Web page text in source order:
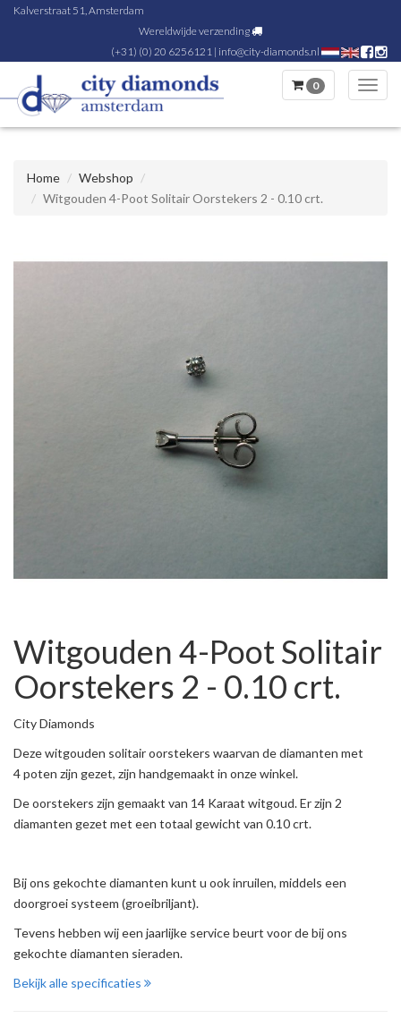
Kalverstraat 51, Amsterdam
Wereldwijde verzending
(+31) (0) 20 6256121 | info@city-diamonds.nl
0
Home
Webshop
Witgouden 4-Poot Solitair Oorstekers 2 - 0.10 crt.
Witgouden 4-Poot Solitair
Oorstekers 2 - 0.10 crt.
City Diamonds
Deze witgouden solitair oorstekers waarvan de diamanten met
4 poten zijn gezet, zijn handgemaakt in onze winkel.
De oorstekers zijn gemaakt van 14 Karaat witgoud. Er zijn 2
diamanten gezet met een totaal gewicht van 0.10 crt.
Bij ons gekochte diamanten kunt u ook inruilen, middels een
doorgroei systeem (groeibriljant).
Tevens hebben wij een jaarlijke service beurt voor de bij ons
gekochte diamanten sieraden.
Bekijk alle specificaties